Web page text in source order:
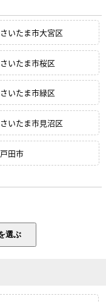
さいたま市大宮区
さいたま市桜区
さいたま市緑区
さいたま市見沼区
戸田市